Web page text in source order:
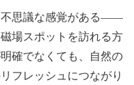
不思議な感覚がある——
場スポットを訪れる方
確でなくても、自然の
フレッシュにつながり